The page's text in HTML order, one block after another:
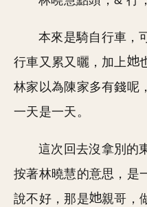
本來是騎自行車，
行車又累又曬，加上
林家以為陳家多有錢呢
一天是一天。
這次回去沒拿別的
按著林曉慧的意思，是
說不好，那是
親哥，